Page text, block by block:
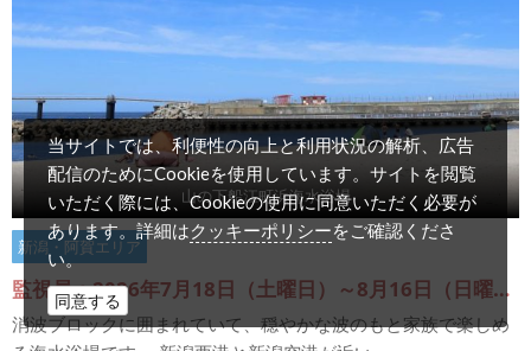
山の下船江町浜海水浴場
新潟・阿賀エリア
監視員：2026年7月18日（土曜日）～8月16日（日曜日）
消波ブロックに囲まれていて、穏やかな波のもと家族で楽しめ
当サイトでは、利便性の向上と利用状況の解析、広告
配信のためにCookieを使用しています。サイトを閲覧
いただく際には、Cookieの使用に同意いただく必要が
あります。詳細はクッキーポリシーをご確認くださ
い。
同意する